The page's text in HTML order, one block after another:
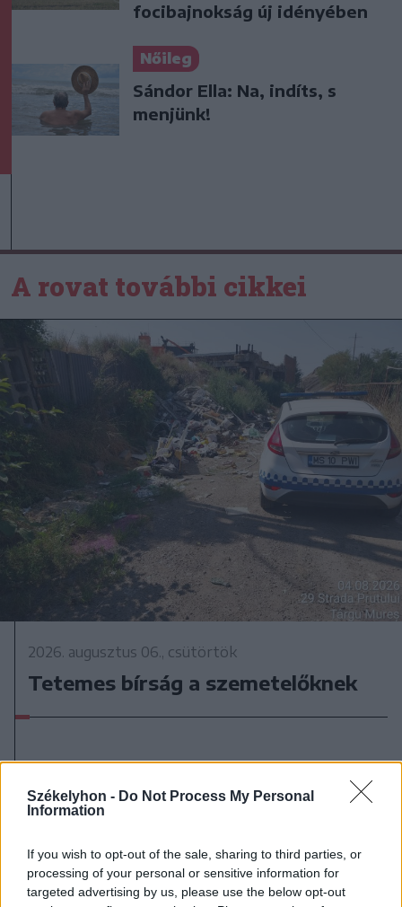
Székelyhon - Do Not Process My Personal
Information
If you wish to opt-out of the sale, sharing to third parties, or
processing of your personal or sensitive information for
targeted advertising by us, please use the below opt-out
focibajnokság új idényében
Nőileg
Sándor Ella: Na, indíts, s
menjünk!
A rovat további cikkei
2026. augusztus 06., csütörtök
Tetemes bírság a szemetelőknek